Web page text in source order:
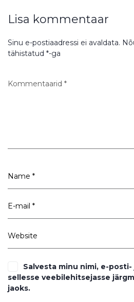
Lisa kommentaar
Sinu e-postiaadressi ei avaldata.
tähistatud *-ga
Salvesta minu nimi, e-
sellesse veebilehitsejasse
jaoks.